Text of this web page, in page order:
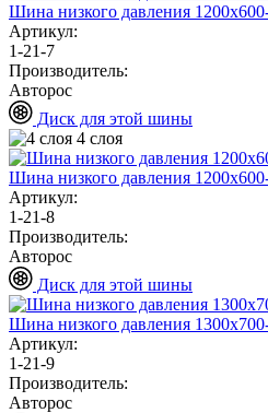
Шина низкого давления
Артикул:
1-21-7
Производитель:
Авторос
Диск для этой шины
4 слоя
Шина низкого давления
Артикул:
1-21-8
Производитель:
Авторос
Диск для этой шины
Шина низкого давления
Артикул:
1-21-9
Производитель:
Авторос